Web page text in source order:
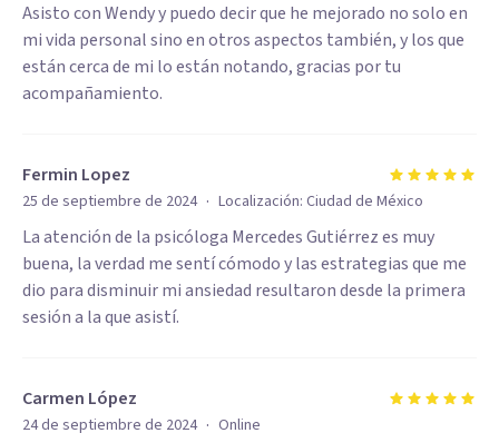
Asisto con Wendy y puedo decir que he mejorado no solo en
mi vida personal sino en otros aspectos también, y los que
están cerca de mi lo están notando, gracias por tu
acompañamiento.
Fermin Lopez
25 de septiembre de 2024 · Localización: Ciudad de México
La atención de la psicóloga Mercedes Gutiérrez es muy
buena, la verdad me sentí cómodo y las estrategias que me
dio para disminuir mi ansiedad resultaron desde la primera
sesión a la que asistí.
Carmen López
24 de septiembre de 2024 · Online